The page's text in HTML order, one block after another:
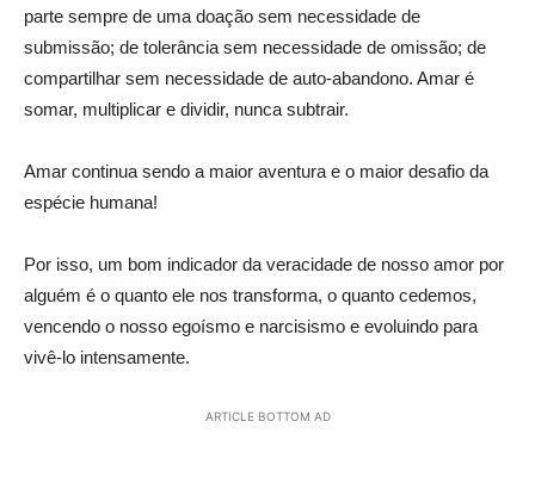
parte sempre de uma doação sem necessidade de
submissão; de tolerância sem necessidade de omissão; de
compartilhar sem necessidade de auto-abandono. Amar é
somar, multiplicar e dividir, nunca subtrair.
Amar continua sendo a maior aventura e o maior desafio da
espécie humana!
Por isso, um bom indicador da veracidade de nosso amor por
alguém é o quanto ele nos transforma, o quanto cedemos,
vencendo o nosso egoísmo e narcisismo e evoluindo para
vivê-lo intensamente.
ARTICLE BOTTOM AD